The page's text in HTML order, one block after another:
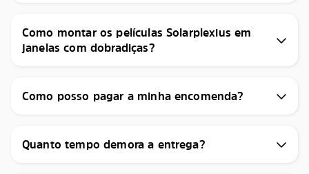
Como montar os películas Solarplexius em
janelas com dobradiças?
Como posso pagar a minha encomenda?
Quanto tempo demora a entrega?